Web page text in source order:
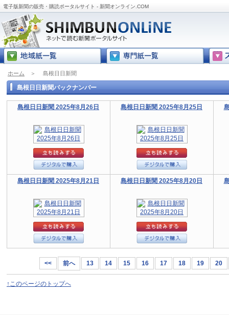
電子版新聞の販売・購読ポータルサイト - 新聞オンライン.COM
ホーム ＞ 島根日日新聞
島根日日新聞バックナンバー
島根日日新聞 2025年8月26日 島根日日新聞 2025年8月25日
島根日日新聞 2025年8月21日 島根日日新聞 2025年8月20日
<< 前へ 13 14 15 16 17 18 19 20
↑このページのトップへ